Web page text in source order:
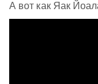
А вот как Яак